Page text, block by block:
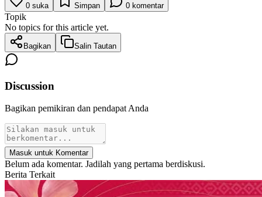
0 suka Simpan 0 komentar
Topik
No topics for this article yet.
Bagikan Salin Tautan
Discussion
Bagikan pemikiran dan pendapat Anda
Masuk untuk Komentar
Belum ada komentar. Jadilah yang pertama berdiskusi.
Berita Terkait